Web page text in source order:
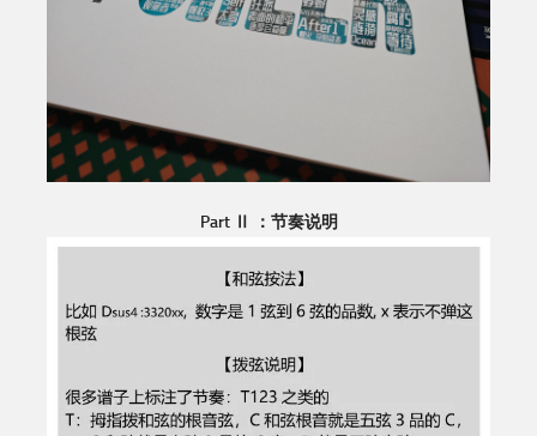
Part Ⅱ ：节奏说明